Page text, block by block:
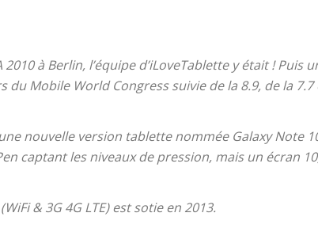
à Berlin, l’équipe d’iLoveTablette y était ! Puis
Mobile World Congress suivie de la 8.9, de la 7.7
nouvelle version tablette nommée Galaxy Note
captant les niveaux de pression, mais un écran
& 3G 4G LTE) est sotie en 2013.